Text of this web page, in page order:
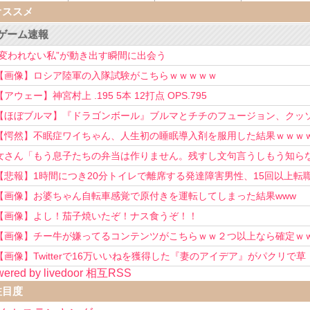
スメ
ーム速報
われない私”が動き出す瞬間に出会う
【画像】ロシア陸軍の入隊試験がこちらｗｗｗｗｗ
【アウェー】神宮村上 .195 5本 12打点 OPS.795
【ほぼブルマ】『ドラゴンボール』ブルマとチチのフュージョン、クッ
可愛すぎるwwwwwww
【愕然】不眠症ワイちゃん、人生初の睡眠導入剤を服用した結果ｗｗｗ
さん「もう息子たちの弁当は作りません。残すし文句言うしもう知ら
い！」
【悲報】1時間につき20分トイレで離席する発達障害男性、15回以上転
を重ねてしまう
【画像】お婆ちゃん自転車感覚で原付きを運転してしまった結果www
【画像】よし！茄子焼いたぞ！ナス食うぞ！！
【画像】チー牛が嫌ってるコンテンツがこちらｗｗ２つ以上なら確定ｗ
【画像】Twitterで16万いいねを獲得した『妻のアイデア』がパクリで草
by livedoor 相互RSS
目度